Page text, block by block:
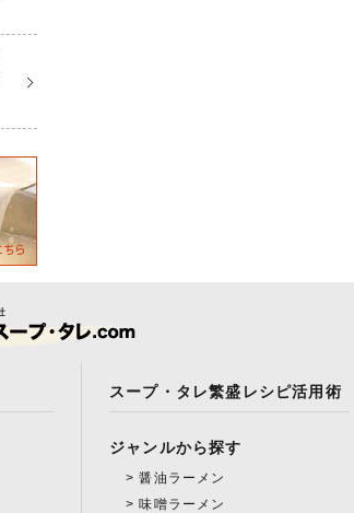
スープ・タレ繁盛レシピ活用術
ジャンルから探す
醤油ラーメン
味噌ラーメン